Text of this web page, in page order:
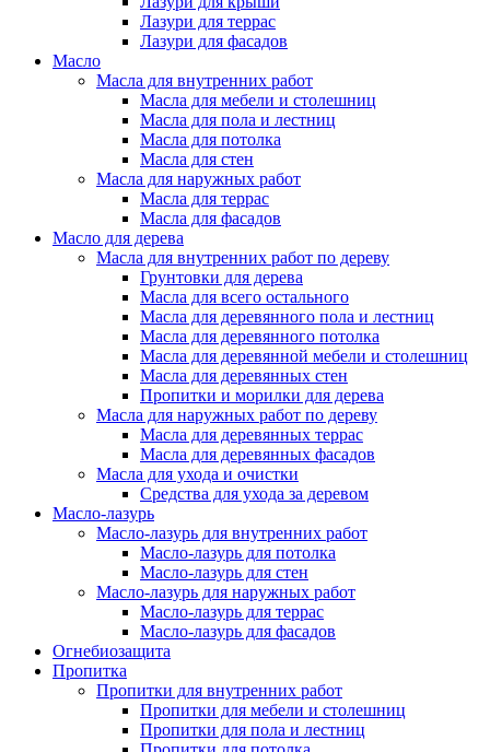
Лазури для террас
Лазури для фасадов
Масло
Масла для внутренних работ
Масла для мебели и столешниц
Масла для пола и лестниц
Масла для потолка
Масла для стен
Масла для наружных работ
Масла для террас
Масла для фасадов
Масло для дерева
Масла для внутренних работ по дереву
Грунтовки для дерева
Масла для всего остального
Масла для деревянного пола и лестниц
Масла для деревянного потолка
Масла для деревянной мебели и столешниц
Масла для деревянных стен
Пропитки и морилки для дерева
Масла для наружных работ по дереву
Масла для деревянных террас
Масла для деревянных фасадов
Масла для ухода и очистки
Средства для ухода за деревом
Масло-лазурь
Масло-лазурь для внутренних работ
Масло-лазурь для потолка
Масло-лазурь для стен
Масло-лазурь для наружных работ
Масло-лазурь для террас
Масло-лазурь для фасадов
Огнебиозащита
Пропитка
Пропитки для внутренних работ
Пропитки для мебели и столешниц
Пропитки для пола и лестниц